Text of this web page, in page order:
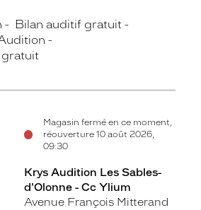
Bilan auditif gratuit
gratuit
Magasin fermé en ce moment,
réouverture 10 août 2026,
09:30
Krys Audition Les Sables-
d'Olonne - Cc Ylium
Avenue François Mitterand